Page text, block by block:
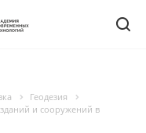
Геодезия
и сооружений в